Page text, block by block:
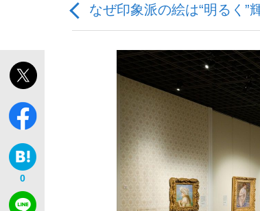
「敗因分析は一切聞かれなかっ
キングの誕生を、目撃せよ。
the Style
なぜ印象派の絵は“明るく
0